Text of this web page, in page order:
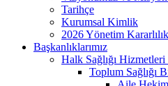
Tarihçe
Kurumsal Kimlik
2026 Yönetim
Başkanlıklarımız
Halk Sağlığı Hizmetleri
Toplum Sağlığı